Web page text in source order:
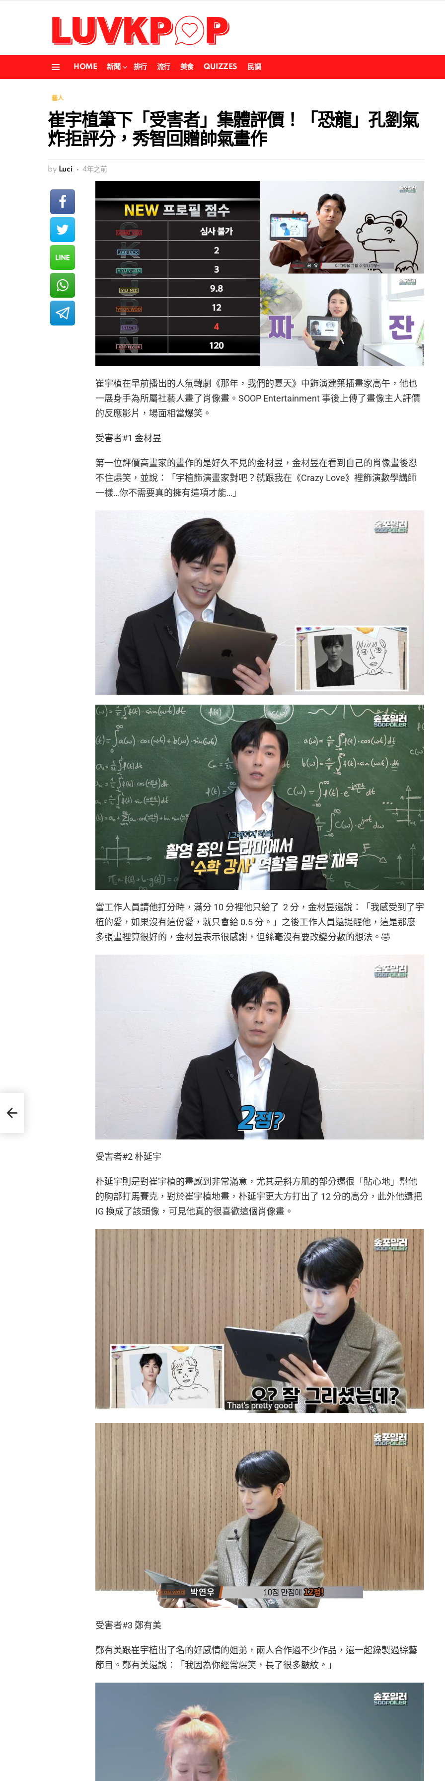
HOME 新聞 排行 流行 美食 QUIZZES 民調
藝人
崔宇植筆下「受害者」集體評價！「恐龍」孔劉氣
炸拒評分，秀智回贈帥氣畫作
by Luci 4年之前
崔宇植在早前播出的人氣韓劇《那年，我們的夏天》中飾演建築插畫家高午，他也
一展身手為所屬社藝人畫了肖像畫。SOOP Entertainment 事後上傳了畫像主人評價
的反應影片，場面相當爆笑。
受害者#1 金材昱
第一位評價高畫家的畫作的是好久不見的金材昱，金材昱在看到自己的肖像畫後忍
不住爆笑，並說：「宇植飾演畫家對吧？就跟我在《Crazy Love》裡飾演數學講師
一樣…你不需要真的擁有這項才能…」
當工作人員請他打分時，滿分 10 分裡他只給了 2 分，金材昱還說：「我感受到了宇
植的愛，如果沒有這份愛，就只會給 0.5 分。」之後工作人員還提醒他，這是那麼
多張畫裡算很好的，金材昱表示很感謝，但絲毫沒有要改變分數的想法。🤣
受害者#2 朴延宇
朴延宇則是對崔宇植的畫感到非常滿意，尤其是斜方肌的部分還很「貼心地」幫他
的胸部打馬賽克，對於崔宇植地畫，朴延宇更大方打出了 12 分的高分，此外他還把
IG 換成了該頭像，可見他真的很喜歡這個肖像畫。
受害者#3 鄭有美
鄭有美跟崔宇植出了名的好感情的姐弟，兩人合作過不少作品，還一起錄製過綜藝
節目。鄭有美還說：「我因為你經常爆笑，長了很多皺紋。」